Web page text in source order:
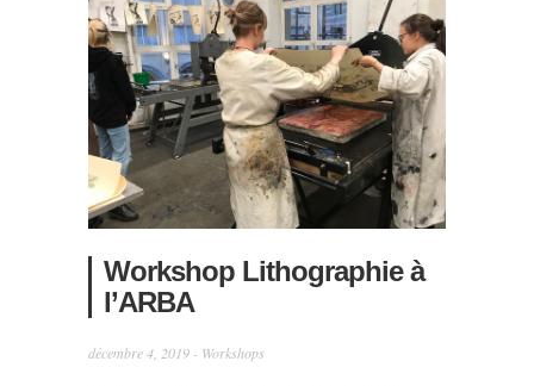
Workshop Lithographie à
l’ARBA
décembre 4, 2019 - Workshops